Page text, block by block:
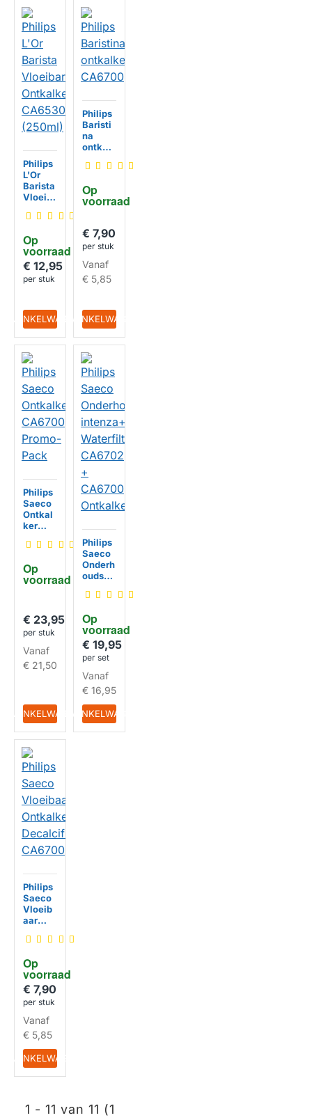
Op
voorraad
Philips
L'Or
Barista
Vloeib
Ontkal
CA653
0
(250ml
)
€ 12,95
per stuk
IN WINKELWAGEN
Op
voorraad
Philips
Baristi
na
ontkalk
CA670
€ 7,90
per stuk
Vanaf
€ 5,85
IN WINKELWAGEN
Op
voorraad
Philips
Saeco
Ontkal
ker
0
Pack
€ 23,95
per stuk
Vanaf
€ 21,50
IN WINKELWAGEN
Op
voorraad
Philips
Saeco
Onderh
oudsse
intenza
Waterfi
lter
CA670
2 +
CA670
0
Ontkal
€ 19,95
per set
Vanaf
€ 16,95
IN WINKELWAGEN
Op
voorraad
Philips
Saeco
Vloeib
aar
ker
fier
CA670
0
€ 7,90
per stuk
Vanaf
€ 5,85
IN WINKELWAGEN
1 - 11 van 11 (1